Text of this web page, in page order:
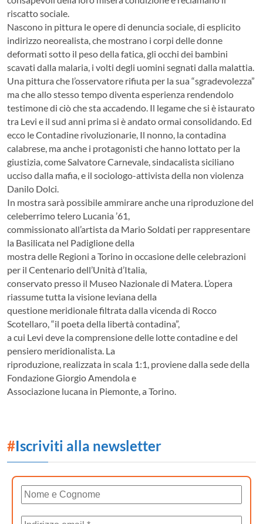
riscatto sociale.
Nascono in pittura le opere di denuncia sociale, di esplicito
indirizzo neorealista, che mostrano i corpi delle donne
deformati sotto il peso della fatica, gli occhi dei bambini
scavati dalla malaria, i volti degli uomini segnati dalla malattia.
Una pittura che l’osservatore rifiuta per la sua “sgradevolezza”
ma che allo stesso tempo diventa esperienza rendendolo
testimone di ciò che sta accadendo. Il legame che si è istaurato
tra Levi e il sud anni prima si è andato ormai consolidando. Ed
ecco le Contadine rivoluzionarie, Il nonno, la contadina
calabrese, ma anche i protagonisti che hanno lottato per la
giustizia, come Salvatore Carnevale, sindacalista siciliano
ucciso dalla mafia, e il sociologo-attivista della non violenza
Danilo Dolci.
In mostra sarà possibile ammirare anche una riproduzione del
celeberrimo telero Lucania ’61,
commissionato all’artista da Mario Soldati per rappresentare
la Basilicata nel Padiglione della
mostra delle Regioni a Torino in occasione delle celebrazioni
per il Centenario dell’Unità d’Italia,
conservato presso il Museo Nazionale di Matera. L’opera
riassume tutta la visione leviana della
questione meridionale filtrata dalla vicenda di Rocco
Scotellaro, “il poeta della libertà contadina”,
a cui Levi deve la comprensione delle lotte contadine e del
pensiero meridionalista. La
riproduzione, realizzata in scala 1:1, proviene dalla sede della
Fondazione Giorgio Amendola e
Associazione lucana in Piemonte, a Torino.
#Iscriviti alla newsletter